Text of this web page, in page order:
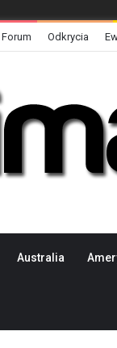
Forum Odkrycia
Australia